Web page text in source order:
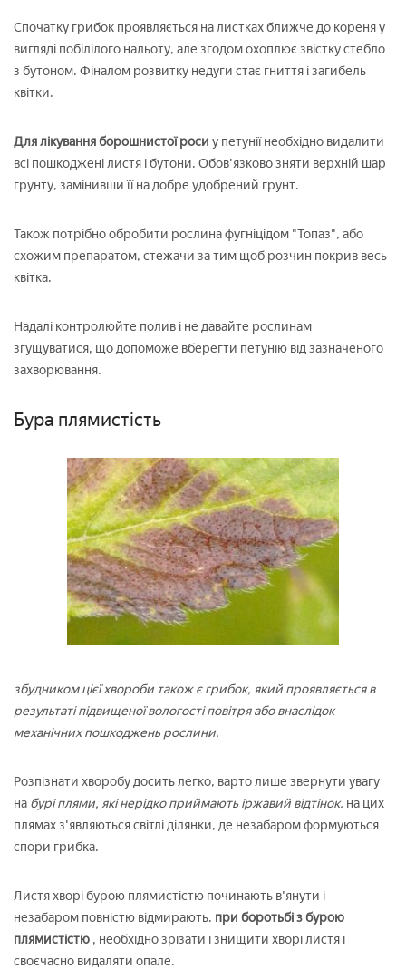
Спочатку грибок проявляється на листках ближче до кореня у
вигляді побілілого нальоту, але згодом охоплює звістку стебло
з бутоном. Фіналом розвитку недуги стає гниття і загибель
квітки.
Для лікування борошнистої роси у петунії необхідно видалити
всі пошкоджені листя і бутони. Обов'язково зняти верхній шар
грунту, замінивши її на добре удобрений грунт.
Також потрібно обробити рослина фугніцідом "Топаз", або
схожим препаратом, стежачи за тим щоб розчин покрив весь
квітка.
Надалі контролюйте полив і не давайте рослинам
згущуватися, що допоможе вберегти петунію від зазначеного
захворювання.
Бура плямистість
збудником цієї хвороби також є грибок, який проявляється в
результаті підвищеної вологості повітря або внаслідок
механічних пошкоджень рослини.
Розпізнати хворобу досить легко, варто лише звернути увагу
на бурі плями, які нерідко приймають іржавий відтінок. на цих
плямах з'являються світлі ділянки, де незабаром формуються
спори грибка.
Листя хворі бурою плямистістю починають в'янути і
незабаром повністю відмирають. при боротьбі з бурою
плямистістю , необхідно зрізати і знищити хворі листя і
своєчасно видаляти опале.